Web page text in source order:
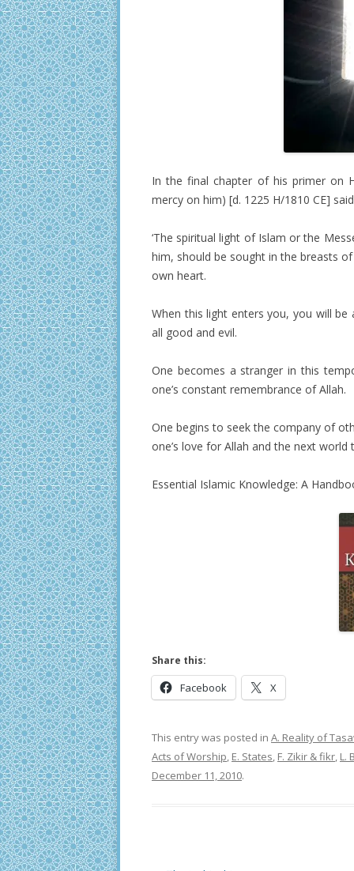
In the final chapter of his primer on
mercy on him) [d. 1225 H/1810 CE]
‘The spiritual light of Islam or the
him, should be sought in the breasts
own heart.
When this light enters you, you will
all good and evil.
One becomes a stranger in this
one’s constant remembrance of Allah.
One begins to seek the company of
one’s love for Allah and the next world
Essential Islamic Knowledge: A
Share this:
Facebook X
This entry was posted in A. Reality of
Acts of Worship, E. States, F. Zikir & fikr, L.
December 11, 2010.